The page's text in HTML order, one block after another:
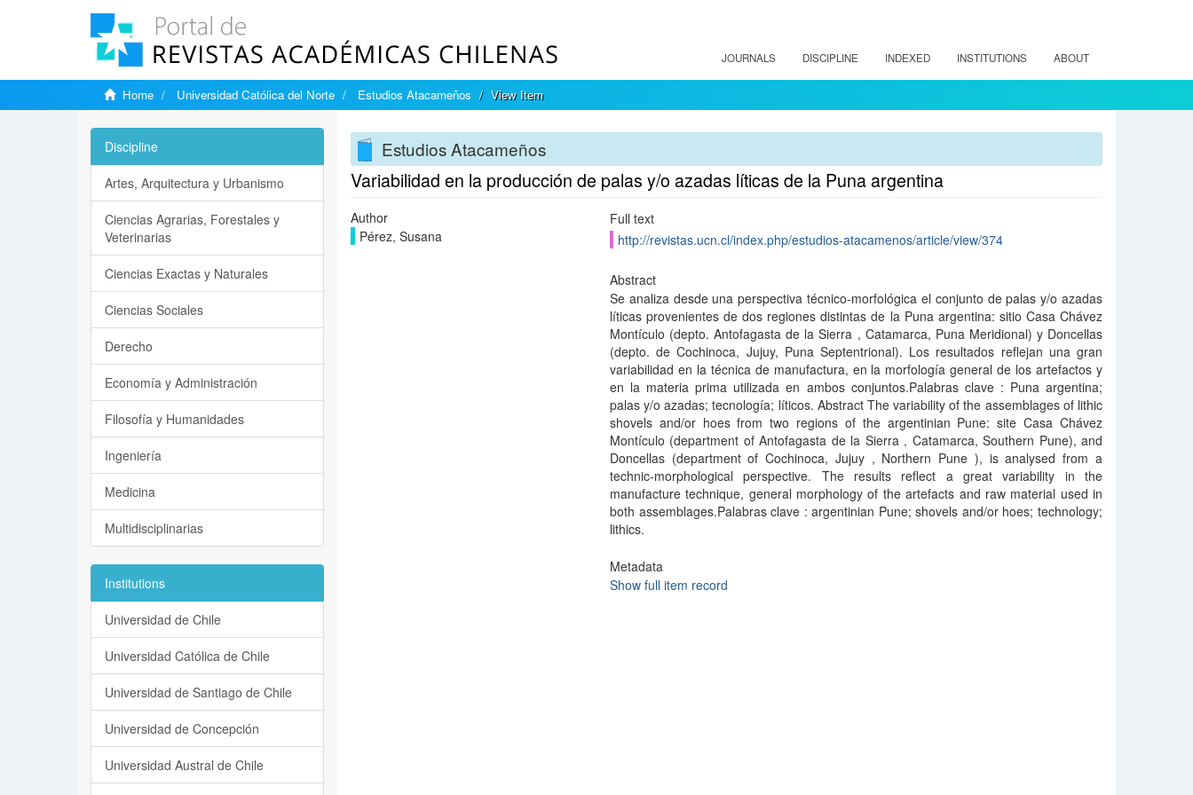
JOURNALS DISCIPLINE INDEXED INSTITUTIONS ABOUT
Home Universidad Católica del Norte Estudios Atacameños View Item
Estudios Atacameños
Variabilidad en la producción de palas y/o azadas líticas de la Puna argentina
Author
Pérez, Susana
Full text
http://revistas.ucn.cl/index.php/estudios-atacamenos/article/view/374
Abstract
Se analiza desde una perspectiva técnico-morfológica el conjunto de palas y/o azadas
líticas provenientes de dos regiones distintas de la Puna argentina: sitio Casa Chávez
Montículo (depto. Antofagasta de la Sierra , Catamarca, Puna Meridional) y Doncellas
(depto. de Cochinoca, Jujuy, Puna Septentrional). Los resultados reflejan una gran
variabilidad en la técnica de manufactura, en la morfología general de los artefactos y
en la materia prima utilizada en ambos conjuntos.Palabras clave : Puna argentina;
palas y/o azadas; tecnología; líticos. Abstract The variability of the assemblages of lithic
shovels and/or hoes from two regions of the argentinian Pune: site Casa Chávez
Montículo (department of Antofagasta de la Sierra , Catamarca, Southern Pune), and
Doncellas (department of Cochinoca, Jujuy , Northern Pune ), is analysed from a
technic-morphological perspective. The results reflect a great variability in the
manufacture technique, general morphology of the artefacts and raw material used in
both assemblages.Palabras clave : argentinian Pune; shovels and/or hoes; technology;
lithics.
Metadata
Show full item record
Discipline
Artes, Arquitectura y Urbanismo
Ciencias Agrarias, Forestales y
Veterinarias
Ciencias Exactas y Naturales
Ciencias Sociales
Derecho
Economía y Administración
Filosofía y Humanidades
Ingeniería
Medicina
Multidisciplinarias
Institutions
Universidad de Chile
Universidad Católica de Chile
Universidad de Santiago de Chile
Universidad de Concepción
Universidad Austral de Chile